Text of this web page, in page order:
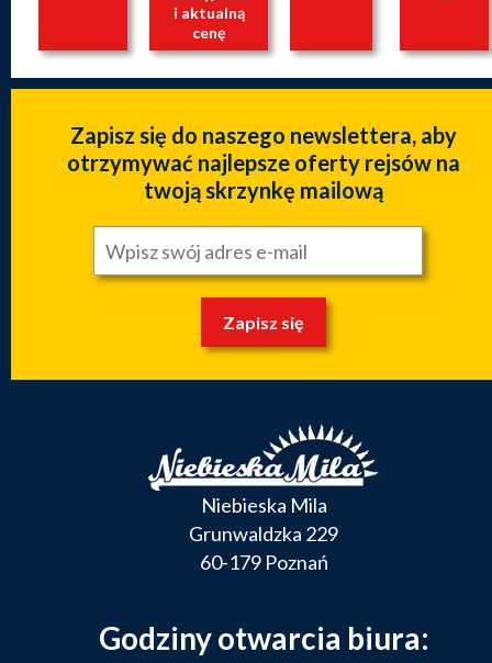
i aktualną
cenę
Zapisz się do naszego newslettera, aby
otrzymywać najlepsze oferty rejsów na
twoją skrzynkę mailową
Zapisz się
Niebieska Mila
Grunwaldzka 229
60-179 Poznań
Godziny otwarcia biura: